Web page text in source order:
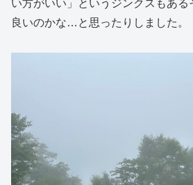
い方がいい」というジンクスもあ
良いのかな…と思ったりしました。